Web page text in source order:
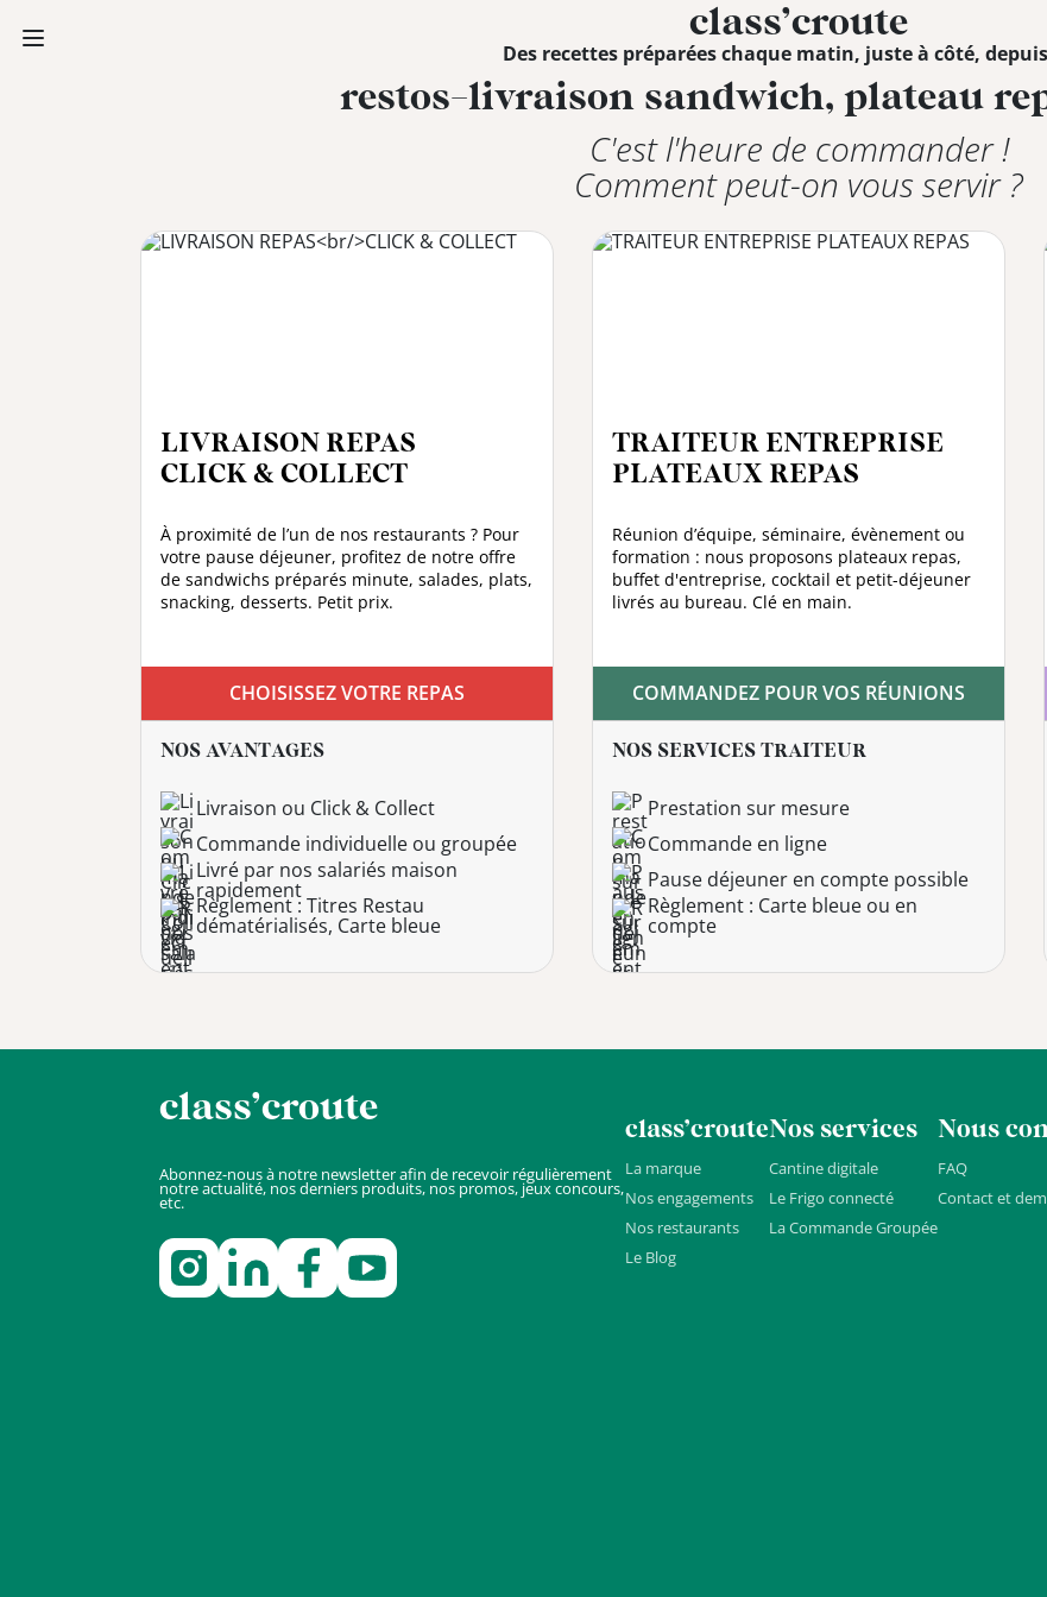
class’croute
Des recettes préparées chaque matin, juste à côté,
restos-livraison sandwich, plateau
C'est l'heure de commander !
Comment peut-on vous servir ?
LIVRAISON REPAS
CLICK & COLLECT
À proximité de l’un de nos restaurants ? Pour
votre pause déjeuner, profitez de notre offre
de sandwichs préparés minute, salades, plats,
snacking, desserts. Petit prix.
CHOISISSEZ VOTRE REPAS
NOS AVANTAGES
Livraison ou Click & Collect
Commande individuelle ou groupée
Livré par nos salariés maison
rapidement
Règlement : Titres Restau
dématérialisés, Carte bleue
TRAITEUR ENTREPRISE
PLATEAUX REPAS
Réunion d’équipe, séminaire, évènement ou
formation : nous proposons plateaux repas,
buffet d'entreprise, cocktail et petit-déjeuner
livrés au bureau. Clé en main.
COMMANDEZ POUR VOS RÉUNIONS
NOS SERVICES TRAITEUR
Prestation sur mesure
Commande en ligne
Pause déjeuner en compte possible
Règlement : Carte bleue ou en
compte
class’croute
Abonnez-nous à notre newsletter afin de recevoir régulièrement
notre actualité, nos derniers produits, nos promos, jeux concours,
etc.
class’croute
La marque
Nos engagements
Nos restaurants
Le Blog
Nos services
Cantine digitale
Le Frigo connecté
La Commande Groupée
Nous
FAQ
Contact et